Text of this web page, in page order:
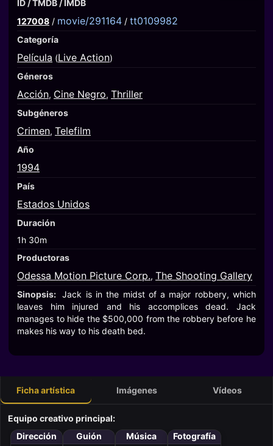
ID / TMDB / IMDB
127008 / movie/291164 / tt0109982
Categoría
Película (Live Action)
Géneros
Acción, Cine Negro, Thriller
Subgéneros
Crimen, Telefilm
Año
1994
País
Estados Unidos
Duración
1h 30m
Productoras
Odessa Motion Picture Corp., The Shooting Gallery
Sinopsis: Jack is in the midst of a major robbery, which
leaves him injured and his accomplices dead. Jack
manages to hide the $500,000 from the robbery before he
makes his way to his death bed.
Ficha artística Imágenes Vídeos
Equipo creativo principal:
Dirección
Guión Música Fotografía